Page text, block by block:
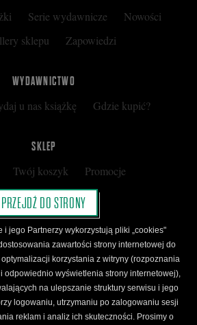
Serie wydawnicze
Nowości
sklepu
Zapowiedzi
WYDAWNICTWO
u nas książkę Gdzie kupić?
SKLEP
Twój koszyk
Promocje
podarunkową
Nota prawna
Polityka prywatności
Klubu Czarnego
Karty Podarunkowej
ŚLEDŹ CZARNE
PRZEJDŹ DO STRONY
i jego Partnerzy wykorzystują pliki „cookies"
zawartości strony internetowej do
korzystania z witryny (rozpoznania
odpowiednio wyświetlenia strony internetowej),
na ulepszanie struktury serwisu i jego
logowaniu, utrzymaniu po zalogowaniu sesji
reklam i analiz ich skuteczności. Prosimy o